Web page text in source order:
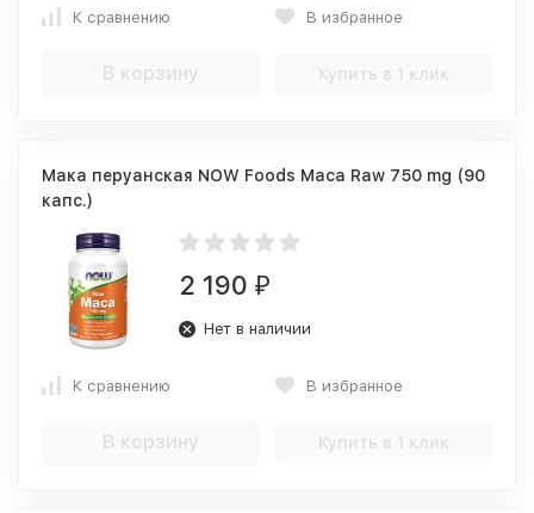
К сравнению В избранное
В корзину Купить в 1 клик
Мака перуанская NOW Foods Maca Raw 750 mg (90
капс.)
2 190 ₽
Нет в наличии
К сравнению В избранное
В корзину Купить в 1 клик